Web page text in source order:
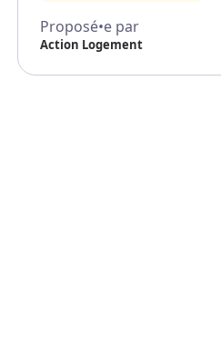
Proposé•e par
Action Logement